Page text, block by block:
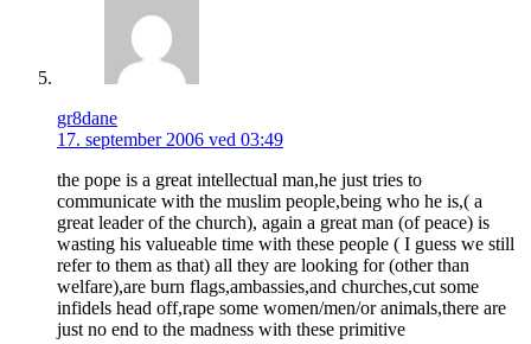
gr8dane
17. september 2006 ved 03:49
the pope is a great intellectual man,he just tries to
communicate with the muslim people,being who he is,( a
great leader of the church), again a great man (of peace) is
wasting his valueable time with these people ( I guess we still
refer to them as that) all they are looking for (other than
welfare),are burn flags,ambassies,and churches,cut some
infidels head off,rape some women/men/or animals,there are
just no end to the madness with these primitive